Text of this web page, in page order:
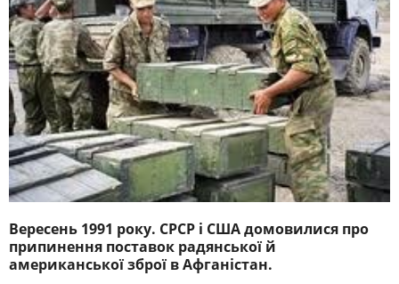
Вересень 1991 року. СРСР і США домовилися про
припинення поставок радянської й
американської зброї в Афганістан.